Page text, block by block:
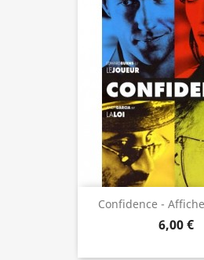
Confidence -
6,00 €